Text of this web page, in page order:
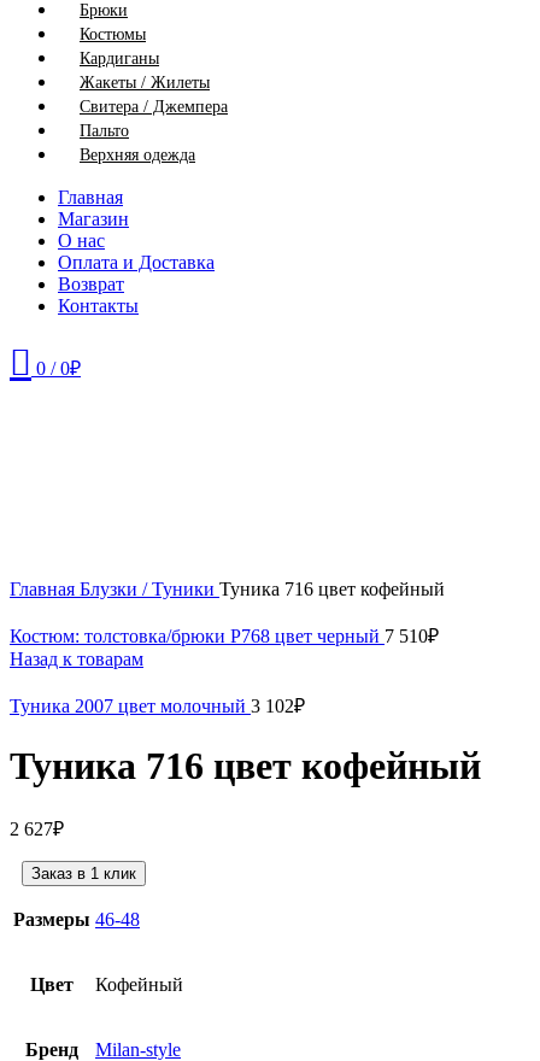
Брюки
Костюмы
Кардиганы
Жакеты / Жилеты
Свитера / Джемпера
Пальто
Верхняя одежда
Главная
Магазин
О нас
Оплата и Доставка
Возврат
Контакты
0 / 0₽
Главная Блузки / Туники Туника 716 цвет кофейный
Костюм: толстовка/брюки P768 цвет черный 7 510₽
Назад к товарам
Туника 2007 цвет молочный 3 102₽
Туника 716 цвет кофейный
2 627₽
Заказ в 1 клик
Размеры 46-48
Цвет Кофейный
Бренд Milan-style